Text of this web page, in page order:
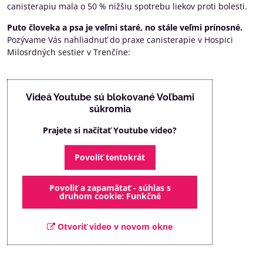
canisterapiu mala o 50 % nižšiu spotrebu liekov proti bolesti.
Puto človeka a psa je veľmi staré, no stále veľmi prínosné.
Pozývame Vás nahliadnuť do praxe canisterapie v Hospici
Milosrdných sestier v Trenčíne:
Videá Youtube sú blokované Voľbami
súkromia
Prajete si načítať Youtube video?
Povoliť tentokrát
Povoliť a zapamätať - súhlas s
druhom cookie: Funkčné
Otvoriť video v novom okne